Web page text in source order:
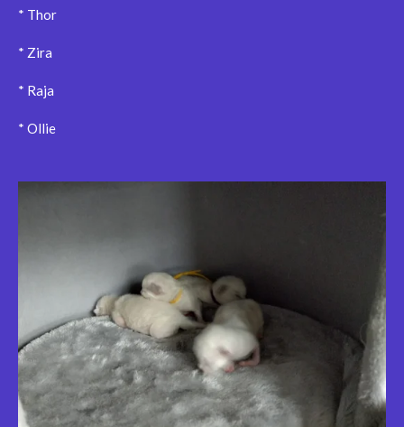
* Thor
* Zira
* Raja
* Ollie